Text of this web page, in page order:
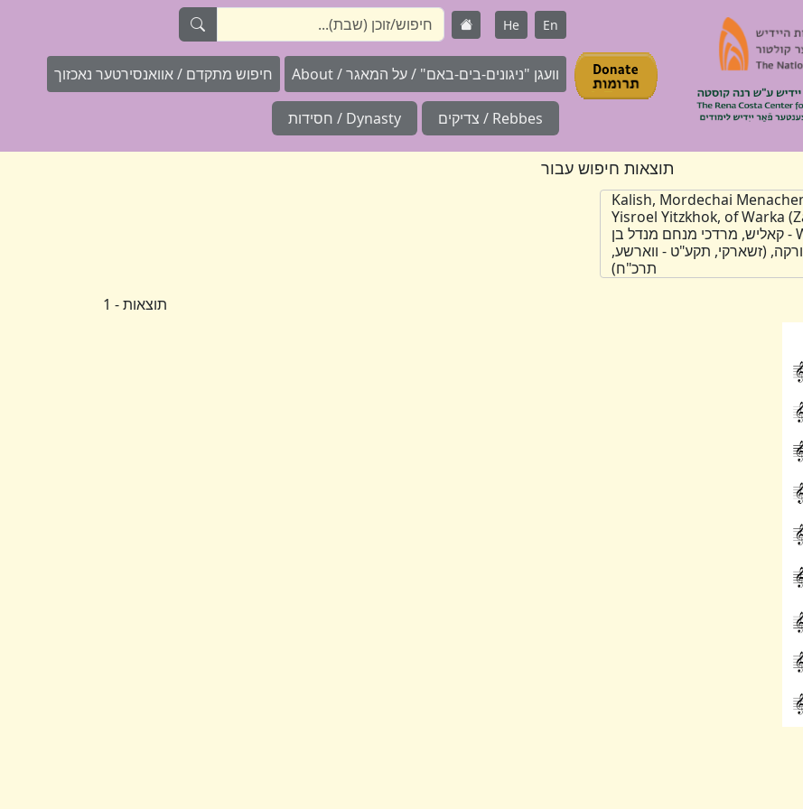
En
He
וועגן "ניגונים-בים-באם" / על המאגר / About חיפוש מתקדם / אוואנסירטער נאכזוך
Rebbes / צדיקים Dynasty / חסידות
תוצאות חיפוש עבור
Kalish, Mordechai
Yisroel Yitzkhok, of Warka
Warsaw, 1868) - קאליש, מרדכי מנחם מנדל בן
(זשארקי, תקע"ט - ווארשע,
תרכ"ח)
תוצאות - 1